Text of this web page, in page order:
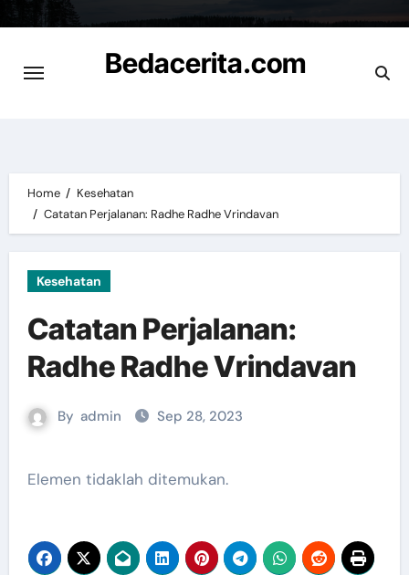
content
Bedacerita.com
Home
Kesehatan
Catatan Perjalanan: Radhe Radhe Vrindavan
Kesehatan
Catatan Perjalanan:
Radhe Radhe Vrindavan
By admin Sep 28, 2023
Elemen tidaklah ditemukan.